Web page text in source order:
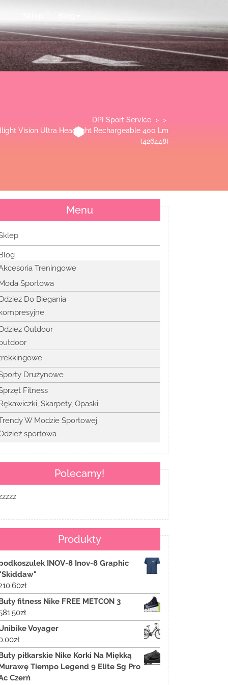
DPI Sport Service > >
Vision Ultra Headlight Rechargeable 400 Lm
(426448)
Menu
Treningowe
Sportowa
Do Biegania
Outdoor
Drużynowe
Fitness
Skarpety, Opaski.
W Modzie Sportowej
sportowa
Polecamy!
Produkty
INOV-8 Inov-8 Graphic
zł
fitness Nike FREE METCON 3
zł
Voyager
zł
piłkarskie Nike Korki Na Miękką
Tiempo Legend 9 Elite Sg Pro
Czerń